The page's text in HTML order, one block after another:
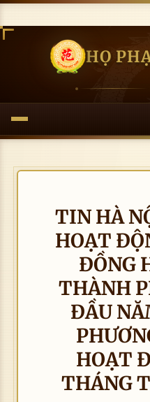
HỌ
TIN HÀ
HOẠT
ĐỒNG
THÀNH
ĐẦU
HOẠT
THÁNG